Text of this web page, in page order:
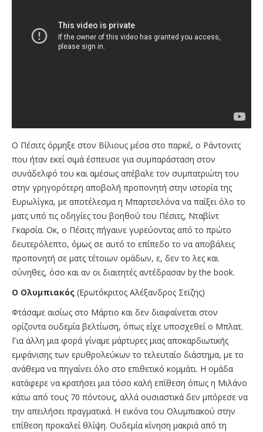
Ο Πέσιτς όρμηξε στον Βίλιους μέσα στο παρκέ, ο Ράντονιτς
που ήταν εκεί σιμά έσπευσε για συμπαράσταση στον
συνάδελφό του και αμέσως απέβαλε τον συμπατριώτη του
στην γρηγορότερη αποβολή προπονητή στην ιστορία της
Ευρωλίγκα, με αποτέλεσμα η Μπαρτσελόνα να παίξει όλο το
ματς υπό τις οδηγίες του βοηθού του Πέσιτς, Νταβίντ
Γκαρσία. Οκ, ο Πέσιτς πήγαινε γυρεύοντας από το πρώτο
δευτερόλεπτο, όμως σε αυτό το επίπεδο το να αποβάλεις
προπονητή σε ματς τέτοιων ομάδων, ε, δεν το λες και
σύνηθες, όσο και αν οι διαιτητές αντέδρασαν by the book.
Ο Ολυμπιακός (Ερωτόκριτος Αλέξανδρος Σεϊζης)
Φτάσαμε αισίως στο Μάρτιο και δεν διαφαίνεται στον
ορίζοντα ουδεμία βελτίωση, όπως είχε υποσχεθεί ο Μπλατ.
Για άλλη μια φορά γίναμε μάρτυρες μιας αποκαρδιωτικής
εμφάνισης των ερυθρολεύκων το τελευταίο διάστημα, με το
ανάθεμα να πηγαίνει όλο στο επιθετικό κομμάτι. Η ομάδα
κατάφερε να κρατήσει μια τόσο καλή επίθεση όπως η Μιλάνο
κάτω από τους 70 πόντους, αλλά ουσιαστικά δεν μπόρεσε να
την απειλήσει πραγματικά. Η εικόνα του Ολυμπιακού στην
επίθεση προκαλεί θλίψη. Ουδεμία κίνηση μακριά από τη